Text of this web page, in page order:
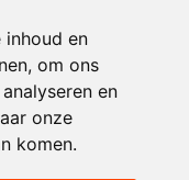
inhoud en
om ons
en
onze
komen.